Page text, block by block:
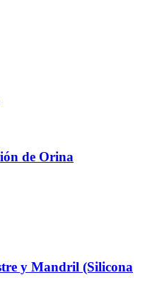
de Orina
y Mandril (Silicona